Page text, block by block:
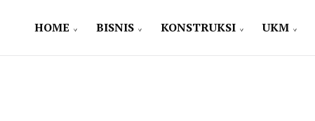
HOME BISNIS KONSTRUKSI UKM